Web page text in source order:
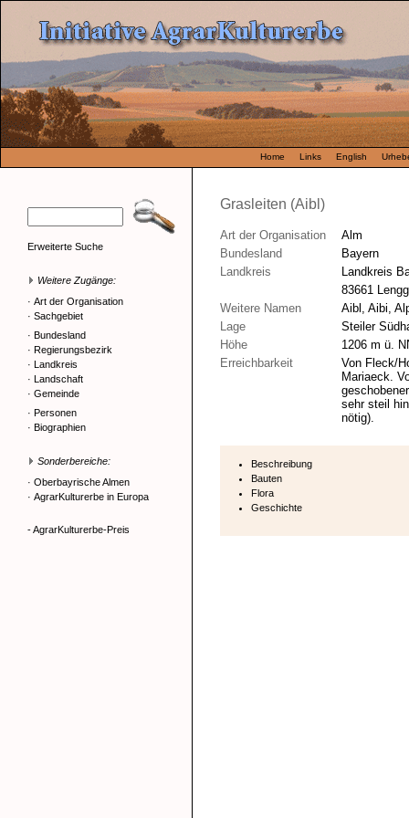
Home Links English
Erweiterte Suche
Weitere Zugänge:
· Art der Organisation
· Sachgebiet
· Bundesland
· Regierungsbezirk
· Landkreis
· Landschaft
· Gemeinde
· Personen
· Biographien
Sonderbereiche:
· Oberbayrische Almen
· AgrarKulturerbe in Europa
- AgrarKulturerbe-Preis
Grasleiten (Aibl)
Art der Organisation
Alm
Bundesland
Bayern
Landkreis
Landkreis
83661
Weitere Namen
Aibl, Aibi,
Lage
Steiler
Höhe
1206 m ü.
Erreichbarkeit
Von Fleck/
Mariaeck.
sehr steil
nötig).
Beschreibung
Bauten
Flora
Geschichte